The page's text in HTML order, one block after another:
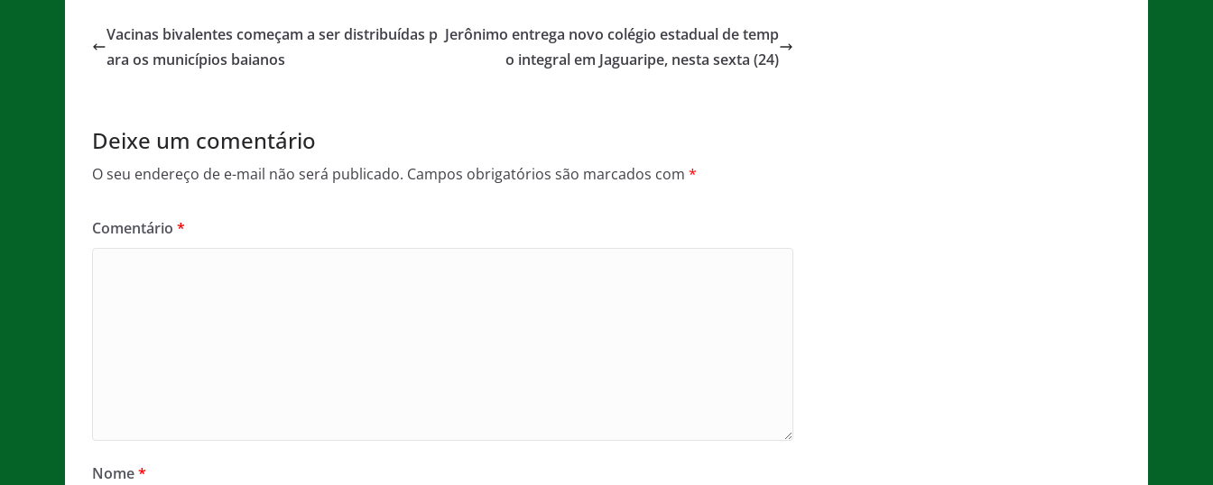
e
b
k
er l s
A
a
Vacinas bivalentes começam a ser distribuídas p
ara os municípios baianos
Jerônimo entrega novo colégio estadual de temp
o integral em Jaguaripe, nesta sexta (24)
Deixe um comentário
O seu endereço de e-mail não será publicado. Campos obrigatórios são marcados com *
Comentário *
Nome*